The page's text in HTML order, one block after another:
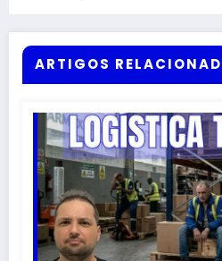
ARTIGOS